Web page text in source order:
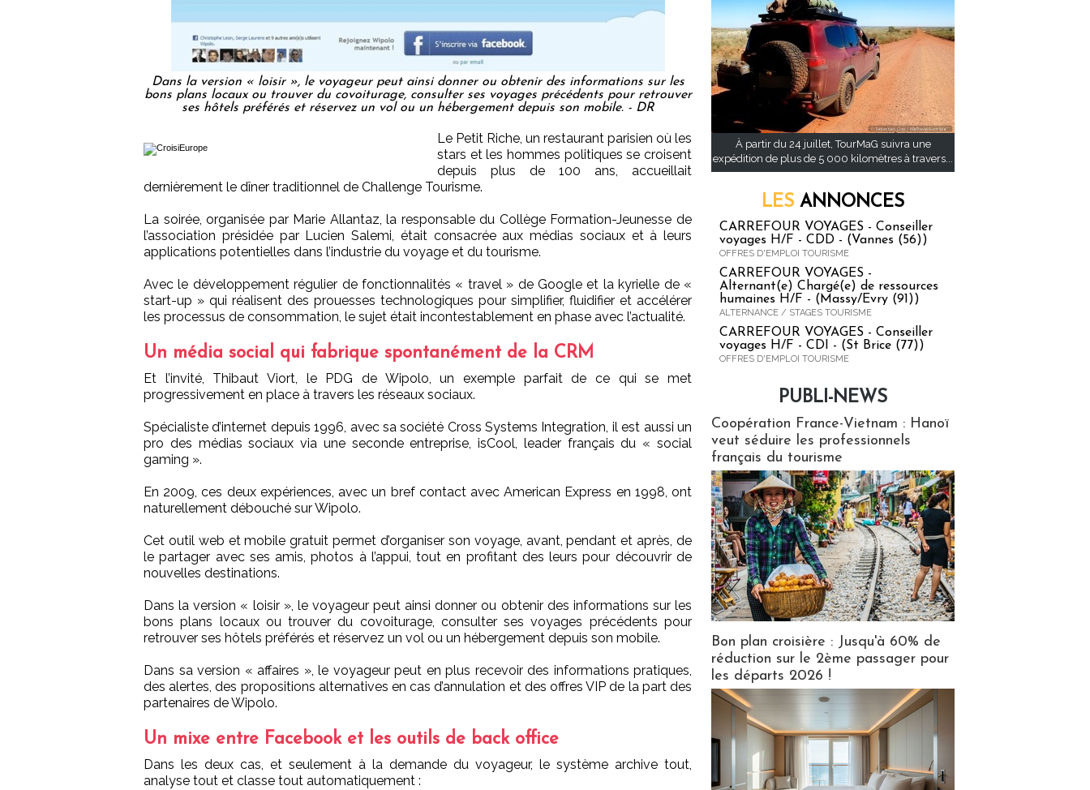
Dans la version « loisir », le voyageur peut ainsi donner ou obtenir des informations sur les
bons plans locaux ou trouver du covoiturage, consulter ses voyages précédents pour retrouver
ses hôtels préférés et réservez un vol ou un hébergement depuis son mobile. - DR
Le Petit Riche, un restaurant parisien où les
stars et les hommes politiques se croisent
depuis plus de 100 ans, accueillait
dernièrement le dîner traditionnel de Challenge Tourisme.
La soirée, organisée par Marie Allantaz, la responsable du Collège Formation-Jeunesse de
l’association présidée par Lucien Salemi, était consacrée aux médias sociaux et à leurs
applications potentielles dans l’industrie du voyage et du tourisme.
Avec le développement régulier de fonctionnalités « travel » de Google et la kyrielle de «
start-up » qui réalisent des prouesses technologiques pour simplifier, fluidifier et accélérer
les processus de consommation, le sujet était incontestablement en phase avec l’actualité.
Un média social qui fabrique spontanément de la CRM
Et l’invité, Thibaut Viort, le PDG de Wipolo, un exemple parfait de ce qui se met
progressivement en place à travers les réseaux sociaux.
Spécialiste d’internet depuis 1996, avec sa société Cross Systems Integration, il est aussi un
pro des médias sociaux via une seconde entreprise, isCool, leader français du « social
gaming ».
En 2009, ces deux expériences, avec un bref contact avec American Express en 1998, ont
naturellement débouché sur Wipolo.
Cet outil web et mobile gratuit permet d’organiser son voyage, avant, pendant et après, de
le partager avec ses amis, photos à l’appui, tout en profitant des leurs pour découvrir de
nouvelles destinations.
Dans la version « loisir », le voyageur peut ainsi donner ou obtenir des informations sur les
bons plans locaux ou trouver du covoiturage, consulter ses voyages précédents pour
retrouver ses hôtels préférés et réservez un vol ou un hébergement depuis son mobile.
Dans sa version « affaires », le voyageur peut en plus recevoir des informations pratiques,
des alertes, des propositions alternatives en cas d’annulation et des offres VIP de la part des
partenaires de Wipolo.
Un mixe entre Facebook et les outils de back office
Dans les deux cas, et seulement à la demande du voyageur, le système archive tout,
analyse tout et classe tout automatiquement :
À partir du 24 juillet, TourMaG suivra une
expédition de plus de 5 000 kilomètres à travers...
LES ANNONCES
CARREFOUR VOYAGES - Conseiller
voyages H/F - CDD - (Vannes (56))
OFFRES D'EMPLOI TOURISME
CARREFOUR VOYAGES -
Alternant(e) Chargé(e) de ressources
humaines H/F - (Massy/Evry (91))
ALTERNANCE / STAGES TOURISME
CARREFOUR VOYAGES - Conseiller
voyages H/F - CDI - (St Brice (77))
OFFRES D'EMPLOI TOURISME
PUBLI-NEWS
Coopération France-Vietnam : Hanoï
veut séduire les professionnels
français du tourisme
Bon plan croisière : Jusqu'à 60% de
réduction sur le 2ème passager pour
les départs 2026 !